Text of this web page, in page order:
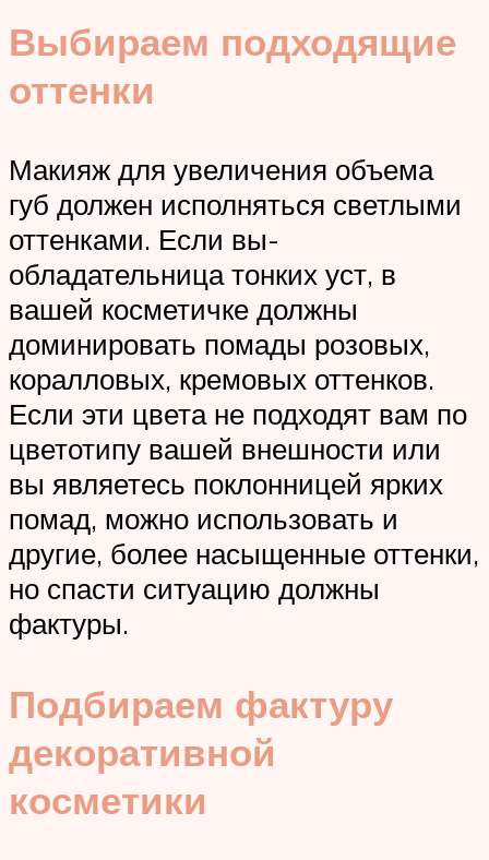
Выбираем подходящие
оттенки
Макияж для увеличения объема
губ должен исполняться светлыми
оттенками. Если вы-
обладательница тонких уст, в
вашей косметичке должны
доминировать помады розовых,
коралловых, кремовых оттенков.
Если эти цвета не подходят вам по
цветотипу вашей внешности или
вы являетесь поклонницей ярких
помад, можно использовать и
другие, более насыщенные оттенки,
но спасти ситуацию должны
фактуры.
Подбираем фактуру
декоративной
косметики